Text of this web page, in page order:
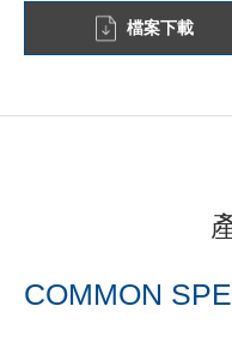
檔案下載
COMMON